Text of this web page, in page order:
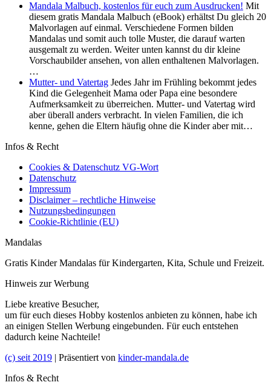
Mandala Malbuch, kostenlos für euch zum Ausdrucken! Mit
diesem gratis Mandala Malbuch (eBook) erhältst Du gleich 20
Malvorlagen auf einmal. Verschiedene Formen bilden
Mandalas und somit auch tolle Muster, die darauf warten
ausgemalt zu werden. Weiter unten kannst du dir kleine
Vorschaubilder ansehen, von allen enthaltenen Malvorlagen.
…
Mutter- und Vatertag Jedes Jahr im Frühling bekommt jedes
Kind die Gelegenheit Mama oder Papa eine besondere
Aufmerksamkeit zu überreichen. Mutter- und Vatertag wird
aber überall anders verbracht. In vielen Familien, die ich
kenne, gehen die Eltern häufig ohne die Kinder aber mit…
Infos & Recht
Cookies & Datenschutz VG-Wort
Datenschutz
Impressum
Disclaimer – rechtliche Hinweise
Nutzungsbedingungen
Cookie-Richtlinie (EU)
Mandalas
Gratis Kinder Mandalas für Kindergarten, Kita, Schule und Freizeit.
Hinweis zur Werbung
Liebe kreative Besucher,
um für euch dieses Hobby kostenlos anbieten zu können, habe ich
an einigen Stellen Werbung eingebunden. Für euch entstehen
dadurch keine Nachteile!
(c) seit 2019 | Präsentiert von kinder-mandala.de
Infos & Recht